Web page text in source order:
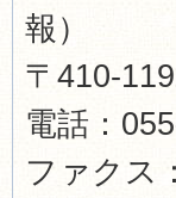
報）
〒410-
電話：
ファクス